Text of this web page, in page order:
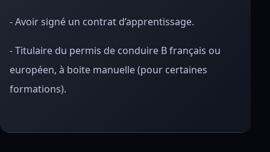
- Avoir signé un contrat d’apprentissage.
- Titulaire du permis de conduire B français ou
européen, à boite manuelle (pour certaines
formations).